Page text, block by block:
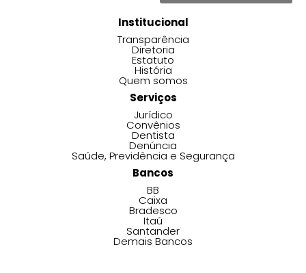
Institucional
Transparência
Diretoria
Estatuto
História
Quem somos
Serviços
Jurídico
Convênios
Dentista
Denúncia
Saúde, Previdência e Segurança
Bancos
BB
Caixa
Bradesco
Itaú
Santander
Demais Bancos